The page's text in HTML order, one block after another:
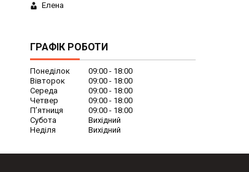
Елена
ГРАФІК РОБОТИ
Понеділок 09:00
18:00
Вівторок
09:00
18:00
Середа
09:00
18:00
Четвер
09:00
18:00
Пʼятниця
09:00
18:00
Субота
Вихідний
Неділя
Вихідний